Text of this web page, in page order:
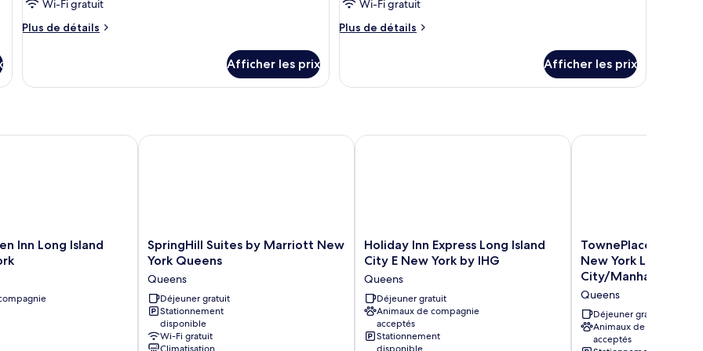
Wi-Fi gratuit
Plus de détails
Plus
Chambre
Afficher les prix
Wi-Fi gratuit
Plus de détails
Plus
Chambre
Afficher les prix
View
Inn Long Island
Long Island City New York
SpringHill
Suites
Marriott
New
York
Queens
Queens
SpringHill Suites by Marriott New
York Queens
Queens
Déjeuner gratuit
Stationnement
disponible
Wi-Fi gratuit
SpringHill Suites by Marriott New York Queens
Holiday
Inn
Express
Long
Island
City
New
Holiday Inn Express Long Island
City E New York by IHG
Queens
Déjeuner gratuit
Animaux de compagnie
acceptés
Stationnement
Holiday Inn Express Long Island City E New York by IHG
TownePlace
Suites
by
Marriott
New
York
Long
Island
TownePlace Suites
New York Long
City/Manhattan
Queens
Déjeuner gratuit
Animaux de compagnie
acceptés
TownePlace Suites